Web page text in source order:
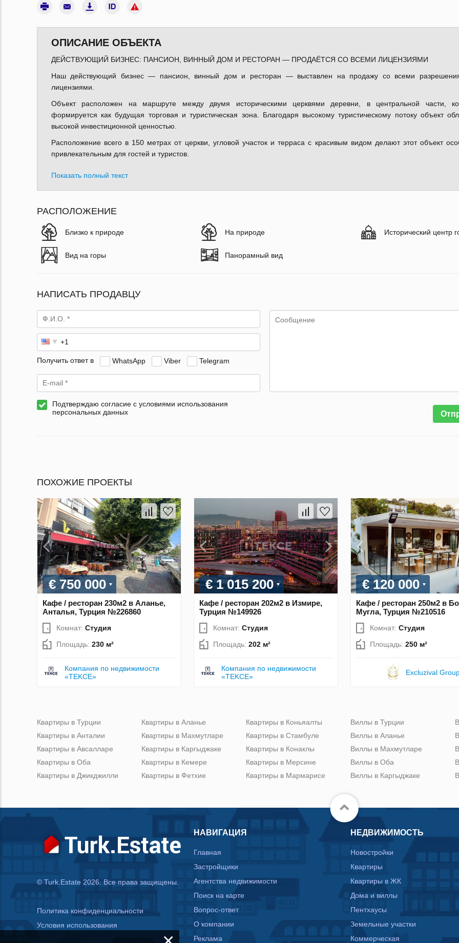
ОПИСАНИЕ ОБЪЕКТА
ДЕЙСТВУЮЩИЙ БИЗНЕС: ПАНСИОН, ВИННЫЙ ДОМ И РЕСТОРАН — ПРОДАЁТСЯ СО ВСЕМИ ЛИЦЕНЗИЯМИ
Наш действующий бизнес — пансион, винный дом и ресторан — выставлен на продажу со всеми
лицензиями.
Объект расположен на маршруте между двумя историческими церквями деревни, в центральной части,
формируется как будущая торговая и туристическая зона. Благодаря высокому туристическому потоку объект
высокой инвестиционной ценностью.
Расположение всего в 150 метрах от церкви, угловой участок и терраса с красивым видом делают этот объект
привлекательным для гостей и туристов.
Показать полный текст
РАСПОЛОЖЕНИЕ
Близко к природе На природе Исторический центр
Вид на горы Панорамный вид
НАПИСАТЬ ПРОДАВЦУ
Получить ответ в WhatsApp Viber Telegram
Подтверждаю согласие с условиями использования
персональных данных
ПОХОЖИЕ ПРОЕКТЫ
€ 750 000
Кафе / ресторан 230м2 в Аланье,
Анталья, Турция №226860
Комнат: Студия
Площадь: 230 м²
Компания по недвижимости
«TEKCE»
€ 1 015 200
Кафе / ресторан 202м2 в Измире,
Турция №149926
Комнат: Студия
Площадь: 202 м²
Компания по недвижимости
«TEKCE»
€ 120 000
Кафе / ресторан 250м2 в
Мугла, Турция №210516
Комнат: Студия
Площадь: 250 м²
Excluzival
Квартиры в Турции
Квартиры в Анталии
Квартиры в Авсалларе
Квартиры в Оба
Квартиры в Джикджилли
Квартиры в Аланье
Квартиры в Махмутларе
Квартиры в Каргыджаке
Квартиры в Кемере
Квартиры в Фетхие
Квартиры в Коньяалты
Квартиры в Стамбуле
Квартиры в Конаклы
Квартиры в Мерсине
Квартиры в Мармарисе
Виллы в Турции
Виллы в Аланье
Виллы в Махмутларе
Виллы в Оба
Виллы в Каргыджаке
© Turk.Estate 2026. Все права защищены.
Политика конфиденциальности
Условия использования
НАВИГАЦИЯ
Главная
Застройщики
Агентства недвижимости
Поиск на карте
Вопрос-ответ
О компании
Реклама
НЕДВИЖИМОСТЬ
Новостройки
Квартиры
Квартиры в ЖК
Дома и виллы
Пентхаусы
Земельные участки
Коммерческая